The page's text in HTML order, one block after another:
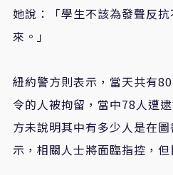
她說：「學生不該為發聲反
來。」
紐約警方則表示，當天共有
令的人被拘留，當中78人遭
方未說明其中有多少人是在
示，相關人士將面臨指控，